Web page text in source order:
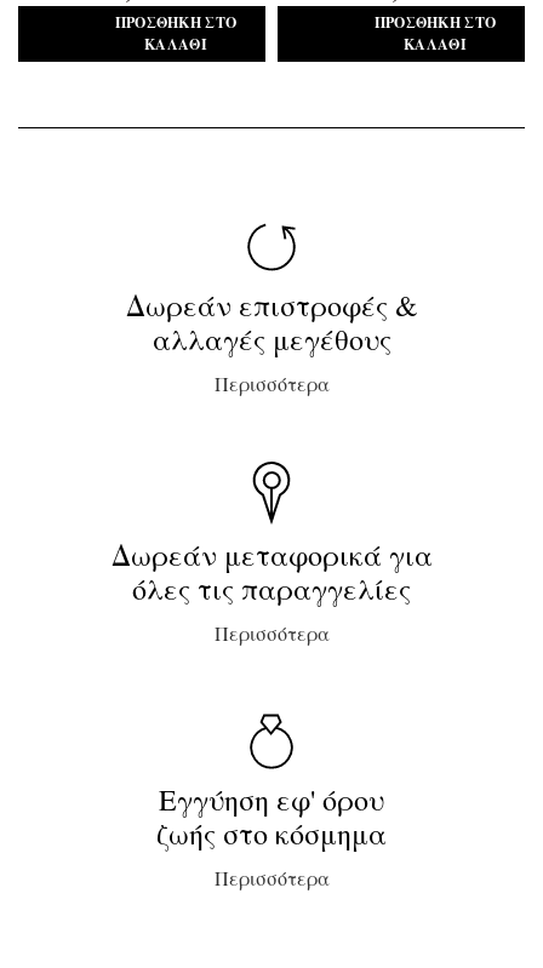
ΠΡΟΣΘΉΚΗ ΣΤΟ
ΚΑΛΆΘΙ
ΠΡΟΣΘΉΚΗ ΣΤΟ
ΚΑΛΆΘΙ
Δωρεάν επιστροφές &
αλλαγές μεγέθους
Περισσότερα
Δωρεάν μεταφορικά για
όλες τις παραγγελίες
Περισσότερα
Εγγύηση εφ' όρου
ζωής στο κόσμημα
Περισσότερα